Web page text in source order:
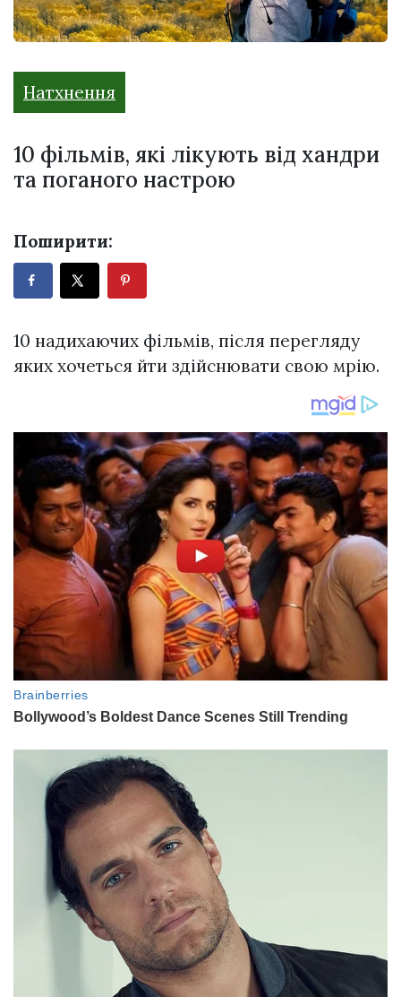
Натхнення
10 фільмів, які лікують від хандри
та поганого настрою
Поширити:
10 надихаючих фільмів, після перегляду
яких хочеться йти здійснювати свою мрію.